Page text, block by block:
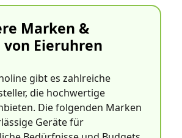
Marken &
Eieruhren
gibt es zahlreiche
die hochwertige
Die folgenden Marken
Geräte für